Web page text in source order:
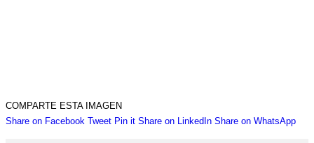
COMPARTE ESTA IMAGEN
Share on Facebook Share
TweetShare
Pin itShare
Share on LinkedInShare
Share on WhatsApp